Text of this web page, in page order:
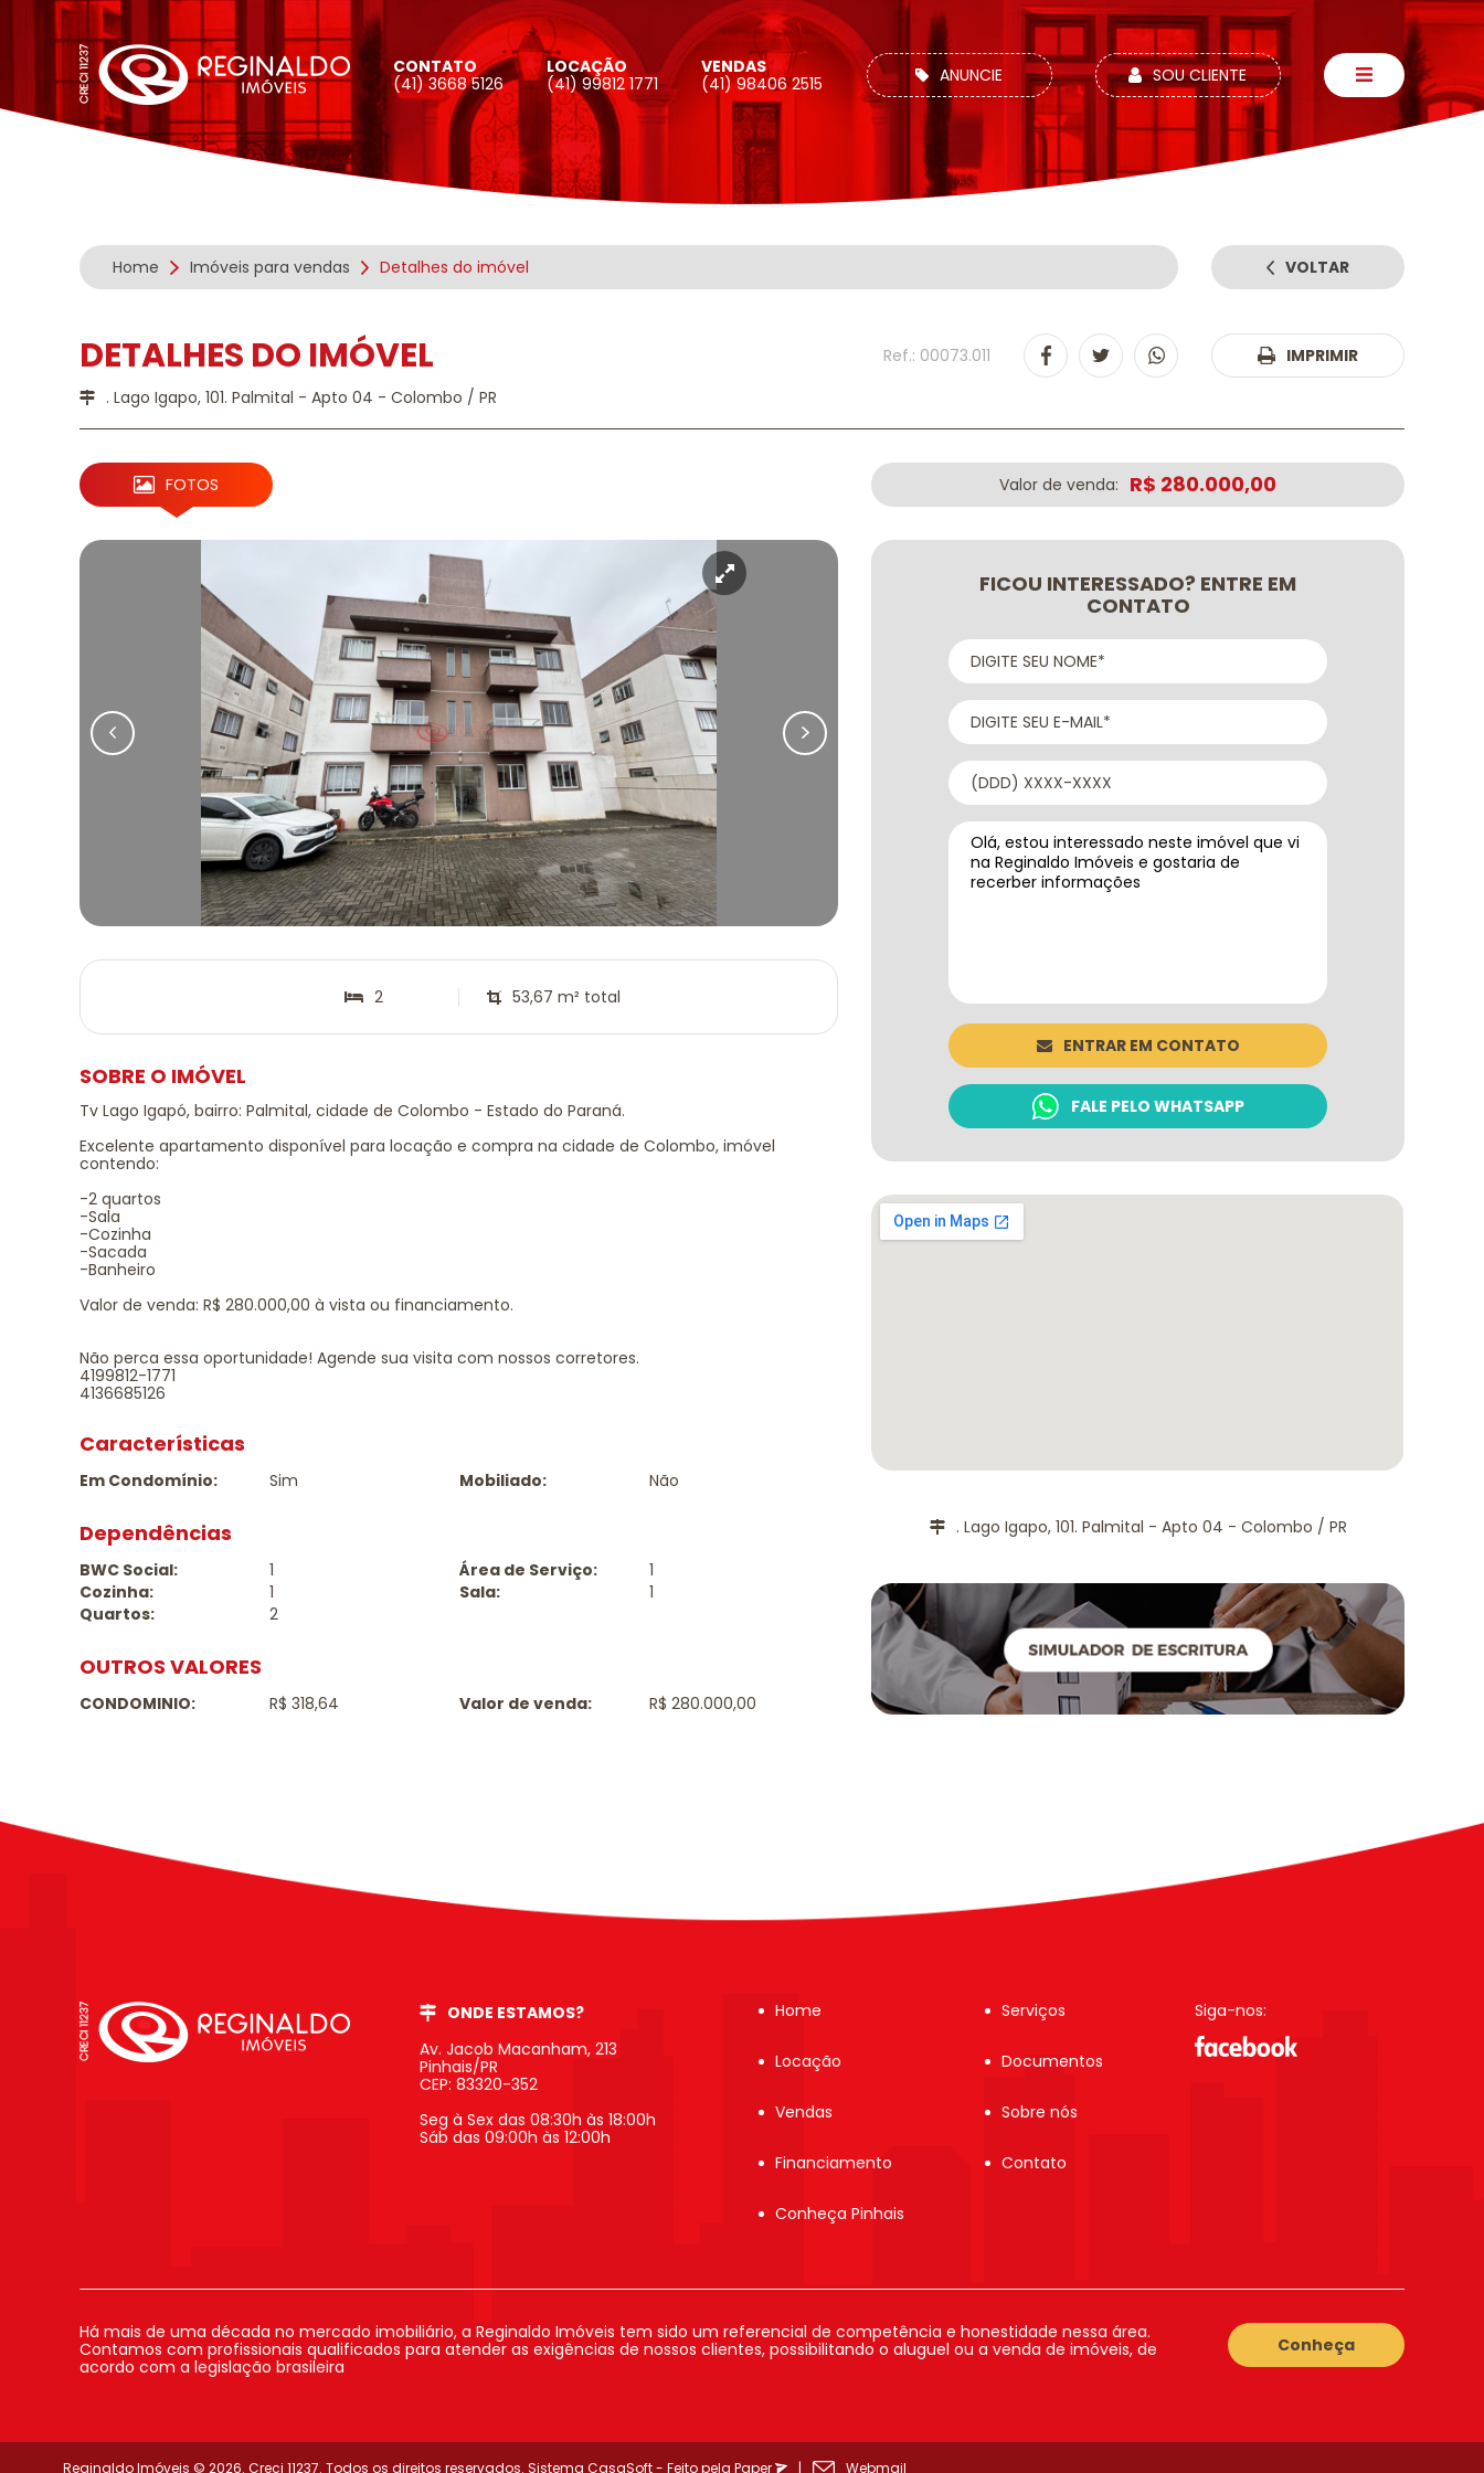
CONTATO
(41) 3668 5126
LOCAÇÃO
(41) 99812 1771
VENDAS
(41) 98406 2515
ANUNCIE SOU CLIENTE
Home Imóveis para vendas Detalhes do imóvel VOLTAR
DETALHES DO IMÓVEL Ref.: 00073.011
IMPRIMIR
. Lago Igapo, 101. Palmital - Apto 04 - Colombo / PR
FOTOS
2 53,67 m² total
SOBRE O IMÓVEL
Tv Lago Igapó, bairro: Palmital, cidade de Colombo - Estado do Paraná.
Excelente apartamento disponível para locação e compra na cidade de Colombo, imóvel
contendo:
-2 quartos
-Sala
-Cozinha
-Sacada
-Banheiro
Valor de venda: R$ 280.000,00 à vista ou financiamento.
Não perca essa oportunidade! Agende sua visita com nossos corretores.
4199812-1771
4136685126
Características
Em Condomínio: Sim Mobiliado: Não
Dependências
BWC Social: 1 Área de Serviço:
1
Cozinha:
1 Sala:
1
Quartos:
2
OUTROS VALORES
CONDOMINIO: R$ 318,64 Valor de venda: R$ 280.000,00
Valor de venda: R$ 280.000,00
FICOU INTERESSADO? ENTRE EM
CONTATO
ENTRAR EM CONTATO
FALE PELO WHATSAPP
. Lago Igapo, 101. Palmital - Apto 04 - Colombo / PR
ONDE ESTAMOS?
Av. Jacob Macanham, 213
Pinhais/PR
CEP: 83320-352
Seg à Sex das 08:30h às 18:00h
Sáb das 09:00h às 12:00h
Home
Locação
Vendas
Financiamento
Conheça Pinhais
Serviços
Documentos
Sobre nós
Contato
Siga-nos:
Há mais de uma década no mercado imobiliário, a Reginaldo Imóveis tem sido um referencial de competência e honestidade nessa área.
Contamos com profissionais qualificados para atender as exigências de nossos clientes, possibilitando o aluguel ou a venda de imóveis, de
acordo com a legislação brasileira
Conheça
Reginaldo Imóveis © 2026. Creci 11237. Todos os direitos reservados. Sistema CasaSoft- Feito pela Paper | Webmail